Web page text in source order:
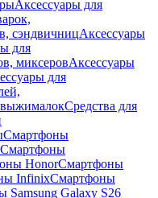
Аксессуары для
сэндвичницАксессуары
для
миксеровАксессуары
для
Средства для
Смартфоны
Смартфоны
HonorСмартфоны
InfinixСмартфоны
Samsung Galaxy S26